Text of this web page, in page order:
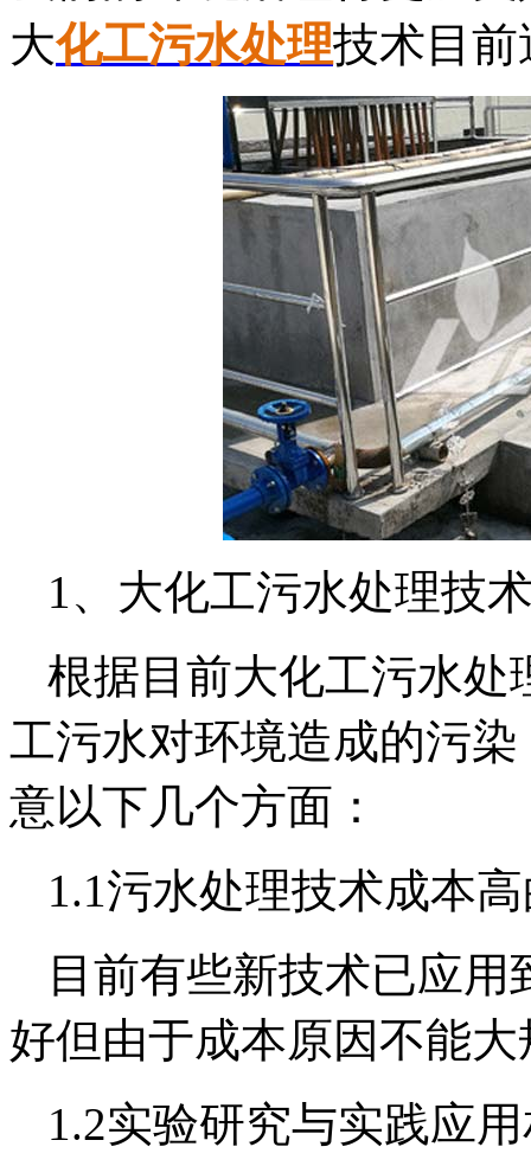
大化工污水处理技术目
1、大化工污水处理技
根据目前大化工污水处
工污水对环境造成的污
意以下几个方面：
1.1污水处理技术成本
目前有些新技术已应
好但由于成本原因不能
1.2实验研究与实践应